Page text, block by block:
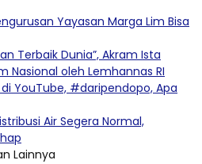
Yayasan Marga Lim Bisa
Terbaik Dunia”, Akram Ista
Nasional oleh Lemhannas RI
YouTube, #daripendopo, Apa
Air Segera Normal,
Lainnya